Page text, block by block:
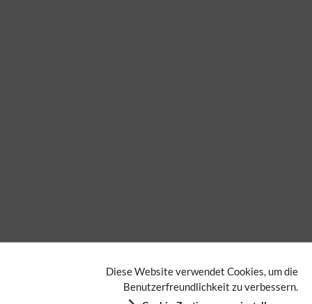
Diese Website verwendet Cookies, um die
Benutzerfreundlichkeit zu verbessern.